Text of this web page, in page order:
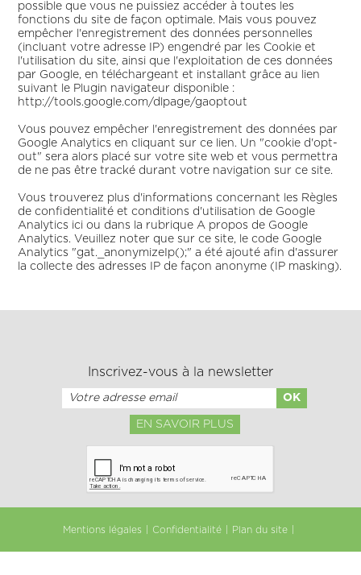
possible que vous ne puissiez accéder à toutes les
fonctions du site de façon optimale. Mais vous pouvez
empêcher l'enregistrement des données personnelles
(incluant votre adresse IP) engendré par les Cookie et
l'utilisation du site, ainsi que l'exploitation de ces données
par Google, en téléchargeant et installant grâce au lien
suivant le Plugin navigateur disponible :
http://tools.google.com/dlpage/gaoptout
Vous pouvez empêcher l'enregistrement des données par
Google Analytics en cliquant sur ce lien. Un "cookie d'opt-
out" sera alors placé sur votre site web et vous permettra
de ne pas être tracké durant votre navigation sur ce site.
Vous trouverez plus d'informations concernant les Règles
de confidentialité et conditions d'utilisation de Google
Analytics ici ou dans la rubrique A propos de Google
Analytics. Veuillez noter que sur ce site, le code Google
Analytics "gat._anonymizeIp();" a été ajouté afin d'assurer
la collecte des adresses IP de façon anonyme (IP masking).
Inscrivez-vous à la newsletter
EN SAVOIR PLUS
Mentions légales Confidentialité Plan du site